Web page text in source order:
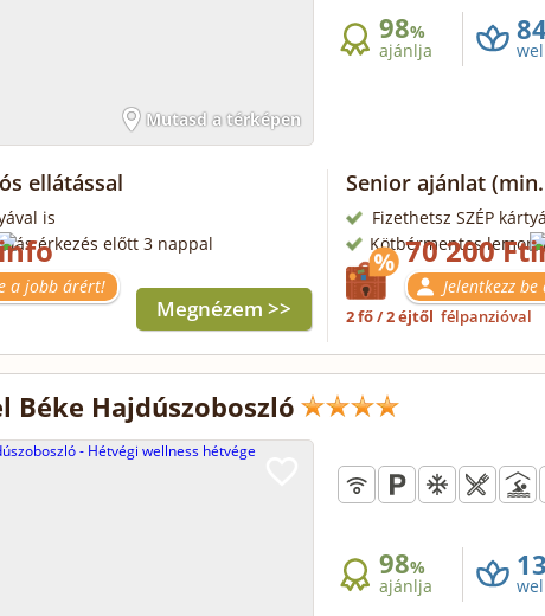
Mutasd a térképen
98%
ajánlja
ellátással
is
érkezés előtt 3 nappal
a jobb árért!
Megnézem >>
Senior ajánlat
Fizethetsz SZÉP
Kötbérmentes
70 200 Ft
Jelentkezz
2 fő / 2 éjtől félpanzióval
Béke Hajdúszoboszló
98%
ajánlja